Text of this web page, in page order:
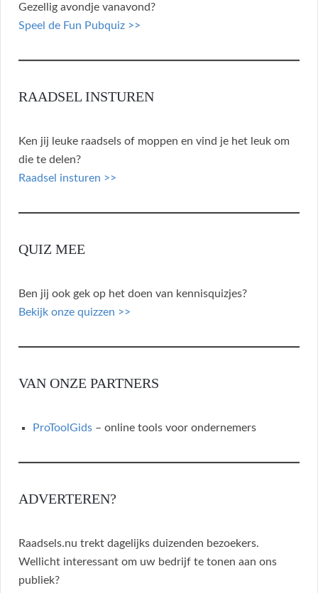
Gezellig avondje vanavond?
Speel de Fun Pubquiz >>
RAADSEL INSTUREN
Ken jij leuke raadsels of moppen en vind je het leuk om
die te delen?
Raadsel insturen >>
QUIZ MEE
Ben jij ook gek op het doen van kennisquizjes?
Bekijk onze quizzen >>
VAN ONZE PARTNERS
ProToolGids – online tools voor ondernemers
ADVERTEREN?
Raadsels.nu trekt dagelijks duizenden bezoekers.
Wellicht interessant om uw bedrijf te tonen aan ons
publiek?